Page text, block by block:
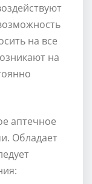
на все
на
аптечное
Обладает